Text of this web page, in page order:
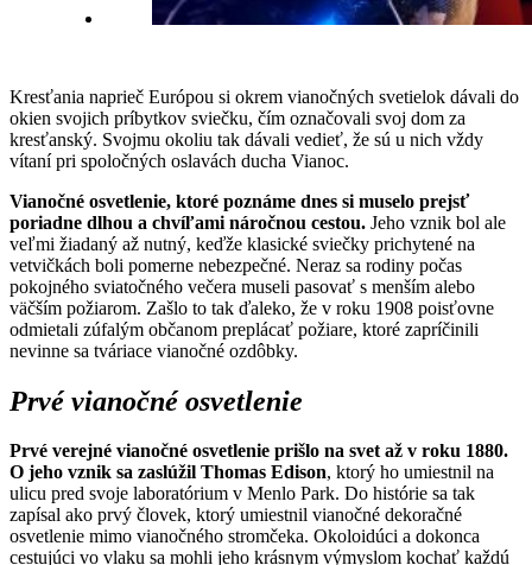
Kresťania naprieč Európou si okrem vianočných svetielok dávali do
okien svojich príbytkov sviečku, čím označovali svoj dom za
kresťanský. Svojmu okoliu tak dávali vedieť, že sú u nich vždy
vítaní pri spoločných oslavách ducha Vianoc.
Vianočné osvetlenie, ktoré poznáme dnes si muselo prejsť
poriadne dlhou a chvíľami náročnou cestou. Jeho vznik bol ale
veľmi žiadaný až nutný, keďže klasické sviečky prichytené na
vetvičkách boli pomerne nebezpečné. Neraz sa rodiny počas
pokojného sviatočného večera museli pasovať s menším alebo
väčším požiarom. Zašlo to tak ďaleko, že v roku 1908 poisťovne
odmietali zúfalým občanom preplácať požiare, ktoré zapríčinili
nevinne sa tváriace vianočné ozdôbky.
Prvé vianočné osvetlenie
Prvé verejné vianočné osvetlenie prišlo na svet až v roku 1880.
O jeho vznik sa zaslúžil Thomas Edison, ktorý ho umiestnil na
ulicu pred svoje laboratórium v Menlo Park. Do histórie sa tak
zapísal ako prvý človek, ktorý umiestnil vianočné dekoračné
osvetlenie mimo vianočného stromčeka. Okoloidúci a dokonca
cestujúci vo vlaku sa mohli jeho krásnym výmyslom kochať každú